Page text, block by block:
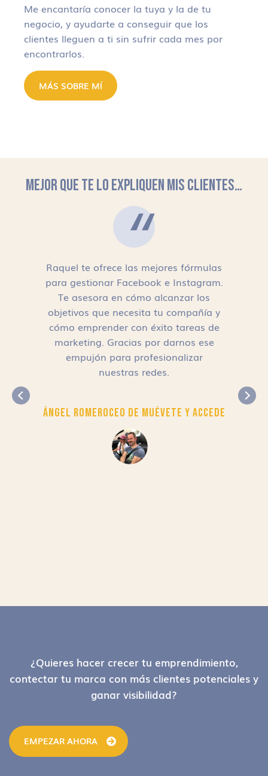
Me encantaría conocer la tuya y la de tu
negocio, y ayudarte a conseguir que los
clientes lleguen a ti sin sufrir cada mes por
encontrarlos.
MÁS SOBRE MÍ
MEJOR QUE TE LO EXPLIQUEN MIS CLIENTES…
Raquel te ofrece las mejores fórmulas
para gestionar Facebook e Instagram.
Te asesora en cómo alcanzar los
objetivos que necesita tu compañía y
cómo emprender con éxito tareas de
marketing. Gracias por darnos ese
empujón para profesionalizar
nuestras redes.
Ángel RomeroCEO de Muévete y Accede
Footer¿Quieres hacer crecer tu emprendimiento,
contectar tu marca con más clientes potenciales y
ganar visibilidad?
EMPEZAR AHORA